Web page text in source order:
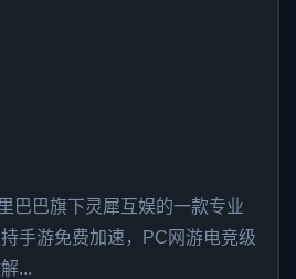
巴巴旗下灵犀互娱的一款专业
手游免费加速，PC网游电竞级
...